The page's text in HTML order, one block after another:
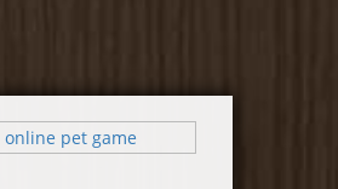
online pet game